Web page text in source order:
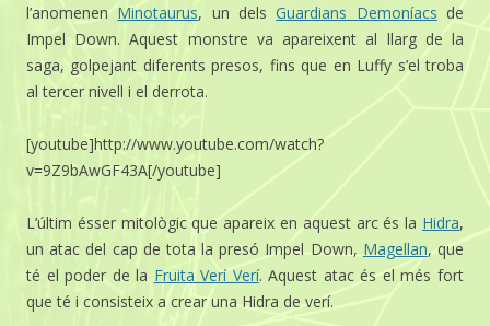
l’anomenen Minotaurus, un delsGuardians Demoníacs de
Impel Down. Aquest monstre va apareixent al llarg de la
saga, golpejant diferents presos, fins que en Luffy s’el troba
al tercer nivell i el derrota.
[youtube]http://www.youtube.com/watch?
v=9Z9bAwGF43A[/youtube]
L’últim ésser mitològic que apareix en aquest arc és la Hidra,
un atac del cap de tota la presó Impel Down, Magellan, que
té el poder de la Fruita Verí Verí. Aquest atac és el més fort
que té i consisteix a crear una Hidra de verí.